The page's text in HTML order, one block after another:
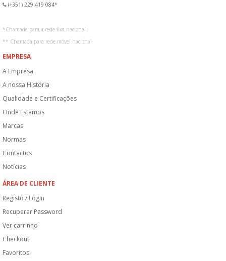
(+351) 229 419 084*
*Chamada para a rede fixa nacional
** Chamada para rede móvel nacional
EMPRESA
A Empresa
A nossa História
Qualidade e Certificações
Onde Estamos
Marcas
Normas
Contactos
Notícias
ÁREA DE CLIENTE
Registo / Login
Recuperar Password
Ver carrinho
Checkout
Favoritos